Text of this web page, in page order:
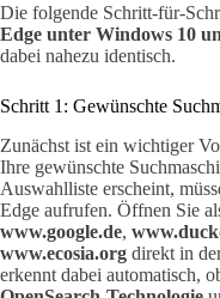
Die folgende Schritt-für-
Edge unter Windows 10
dabei nahezu identisch.
Schritt 1: Gewünschte
Zunächst ist ein wichtiger
Ihre gewünschte
Auswahlliste erscheint,
Edge aufrufen. Öffnen Sie
www.google.de,
www.ecosia.org direkt in
erkennt dabei automatisch,